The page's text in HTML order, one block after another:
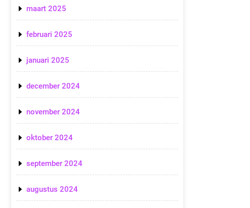
maart 2025
februari 2025
januari 2025
december 2024
november 2024
oktober 2024
september 2024
augustus 2024